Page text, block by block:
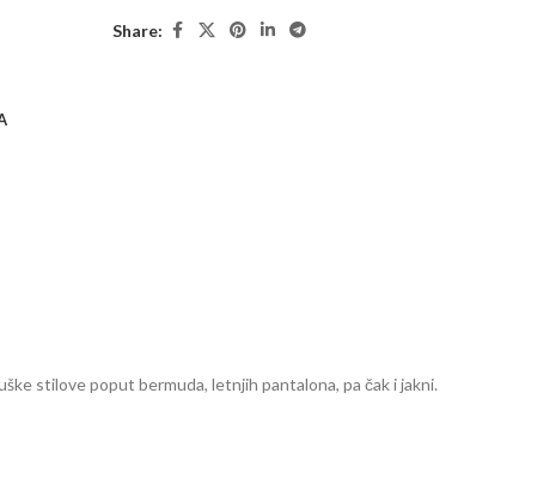
Share:
stilove poput bermuda, letnjih pantalona, pa čak i jakni.